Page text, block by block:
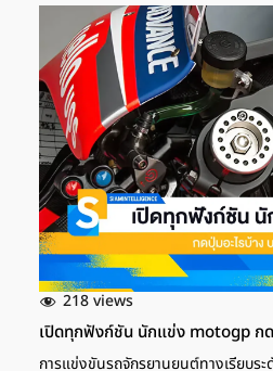
4 จังหวัดหลัก ได้แก่ กรุงเทพมหานคร
นครราชสีมา นับเป็นโอกาสสำคัญที่แฟ
บรรยากาศระดับโลกอย่างใกล้ชิด ไทย
แชมป์โลก2025 สหพันธ์วอลเลย์บอลนา
Volleyball World ได้ประกาศอย่างเป็
การแข่งขันครั้งประวัติศาสตร์นี้ โดยไ
สมาคมวอลเลย์บอลแห่งประเทศไทย
รวบรวมนักกีฬาวอลเลย์บอลหญิงที่ดีที่
ประเทศไทย และการที่ไทยได้รับเลือกเ
แชมป์โลก สะท้อนถึงศักยภาพและควา
ศูนย์กลางการจัดอีเวนต์ระดับโลก
แข่งขันครั้งนี้ได้รับการสนับสนุนงบปร
บาท และคาดว่าจะสร้างรายได้หมุนเวี
บาท จากการท่องเที่ยวและกิจกรรมที่เ
ประชาสัมพันธ์ประเทศไทยสู่สายตาชา
วอลเลย์บอลหญิงชิงแชมป์โลก2025
218 views
เปิดทุกฟังก์ชัน นักแข่ง motogp ก
การแข่งขันรถจักรยานยนต์ทางเรียบร